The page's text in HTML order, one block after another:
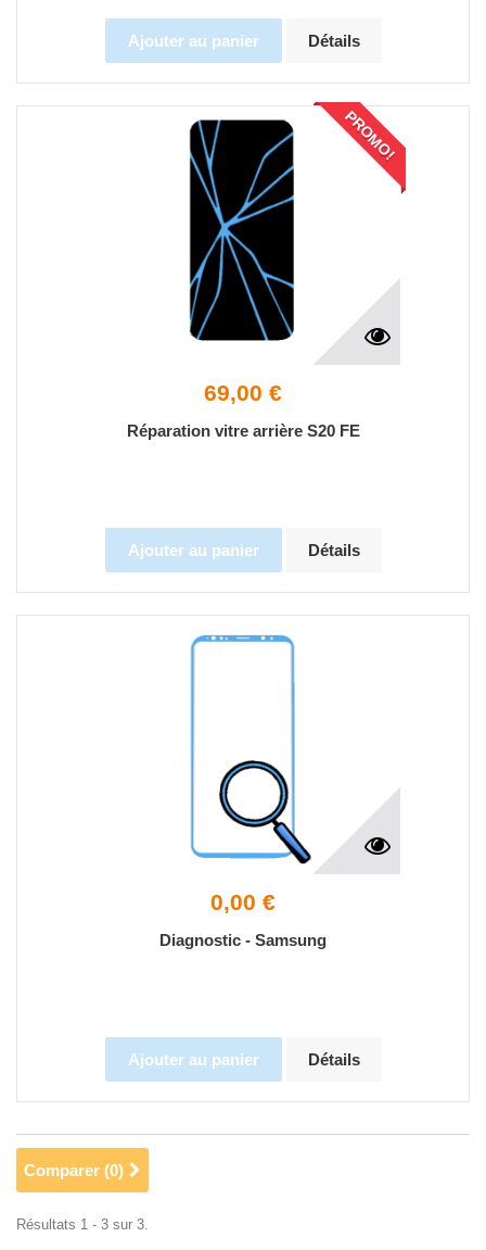
Ajouter au panier Détails
PROMO!
69,00 €
Réparation vitre arrière S20 FE
Ajouter au panier Détails
0,00 €
Diagnostic - Samsung
Ajouter au panier Détails
Comparer (0)
Résultats 1 - 3 sur 3.